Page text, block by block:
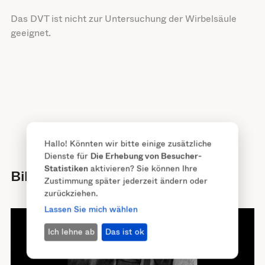
Das DVT ist nicht zur Untersuchung der Wirbelsäule
geeignet.
Bildeindrücke
Hallo! Könnten wir bitte einige zusätzliche
Dienste für Die Erhebung von Besucher-
Statistikenaktivieren? Sie können Ihre
Zustimmung später jederzeit ändern oder
zurückziehen.
Lassen Sie mich wählen
Ich lehne ab
Das ist ok